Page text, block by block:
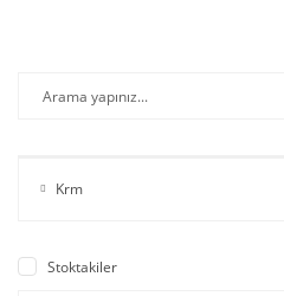
Krm
Stoktakiler